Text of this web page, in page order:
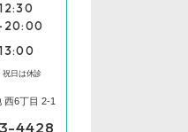
20:00
日は休診
西6丁目 2-1
4428